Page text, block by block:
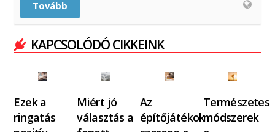
Tovább
KAPCSOLÓDÓ CIKKEINK
Ezek a
ringatás
Miért jó
választás a
Az
építőjátékok
Természetes
módszerek